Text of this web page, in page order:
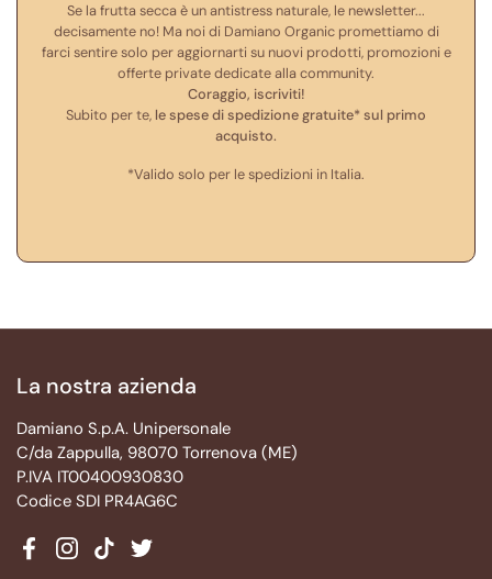
Se la frutta secca è un antistress naturale, le newsletter...
decisamente no! Ma noi di Damiano Organic promettiamo di
farci sentire solo per aggiornarti su nuovi prodotti, promozioni e
offerte private dedicate alla community.
Coraggio, iscriviti!
Subito per te, le spese di spedizione gratuite* sul primo
acquisto.
*Valido solo per le spedizioni in Italia.
La nostra azienda
Damiano S.p.A. Unipersonale
C/da Zappulla, 98070 Torrenova (ME)
P.IVA IT00400930830
Codice SDI PR4AG6C
FacebookInstagram
TikTokTwitter